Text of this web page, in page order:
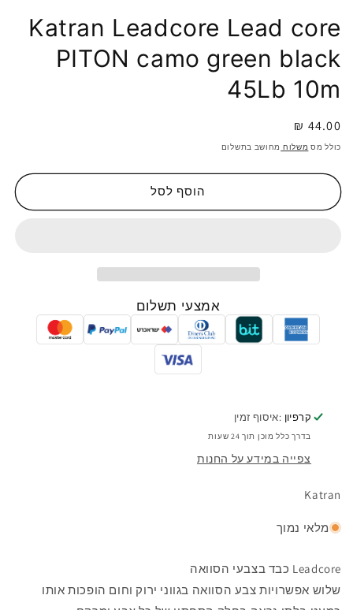
Katran Leadcore Lead core
PITON camo green black
45Lb 10m
מחיר
רגיל
44.00 ₪
כולל מס משלוח מחושב בתשלום
הוסף לסל
אמצעי תשלום
קרפיון :איסוף זמין
בדרך כלל מוכן תוך 24 שעות
צפייה במידע על החנות
Katran
מלאי נמוך
Leadcore כבד בצבעי הסוואה
שלוש אפשרויות צבע הסוואה בגווני ירוק וחום הופכות אותו